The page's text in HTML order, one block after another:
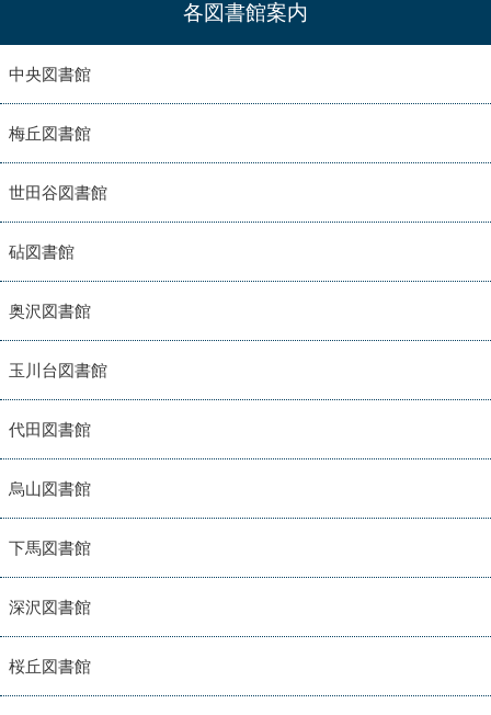
各図書館案内
中央図書館
梅丘図書館
世田谷図書館
砧図書館
奥沢図書館
玉川台図書館
代田図書館
烏山図書館
下馬図書館
深沢図書館
桜丘図書館